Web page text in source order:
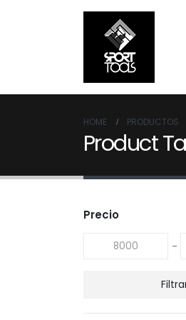
HOME PRODUCTOS
Product
Precio
-